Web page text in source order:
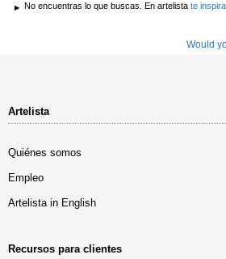
No encuentras lo que buscas. En artelista te
Would
Artelista
Quiénes somos
Empleo
Artelista in English
Recursos para clientes